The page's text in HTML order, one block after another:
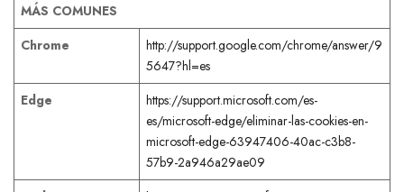
MÁS COMUNES
Chrome
http://support.google.com/chrome/answer/9
5647?hl=es
Edge
https://support.microsoft.com/es-
es/microsoft-edge/eliminar-las-cookies-en-
microsoft-edge-63947406-40ac-c3b8-
57b9-2a946a29ae09